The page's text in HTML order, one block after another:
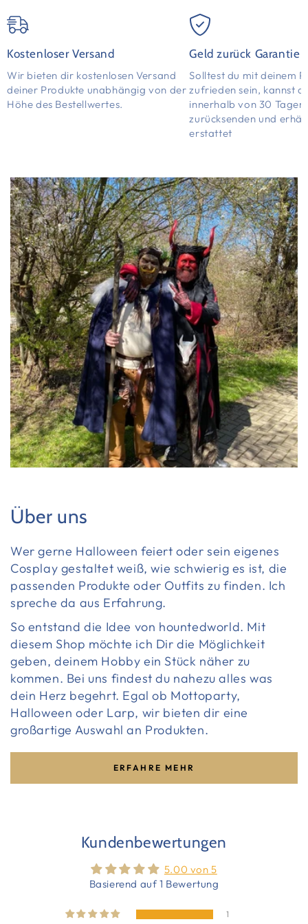
Kostenloser Versand
Wir bieten dir kostenlosen Versand
deiner Produkte unabhängig von der
Höhe des Bestellwertes.
Geld zurück Garantie
Solltest du mit deinem
zufrieden sein, kannst
innerhalb von 30 Tagen
zurücksenden und
erstattet
Über uns
Wer gerne Halloween feiert oder sein eigenes
Cosplay gestaltet weiß, wie schwierig es ist, die
passenden Produkte oder Outfits zu finden. Ich
spreche da aus Erfahrung.
So entstand die Idee von hountedworld. Mit
diesem Shop möchte ich Dir die Möglichkeit
geben, deinem Hobby ein Stück näher zu
kommen. Bei uns findest du nahezu alles was
dein Herz begehrt. Egal ob Mottoparty,
Halloween oder Larp, wir bieten dir eine
großartige Auswahl an Produkten.
ERFAHRE MEHR
Kundenbewertungen
5.00 von 5
Basierend auf 1 Bewertung
1